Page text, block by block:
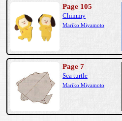
Page 105
Chimmy
Mariko Miyamoto
Page 7
Sea turtle
Mariko Miyamoto